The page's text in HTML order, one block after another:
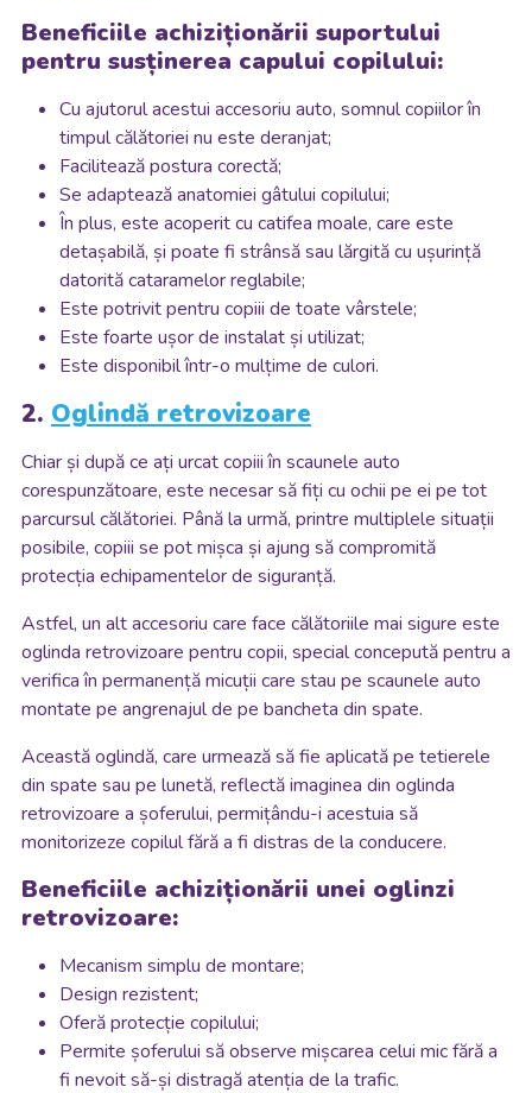
Beneficiile achiziționării suportului
pentru susținerea capului copilului:
Cu ajutorul acestui accesoriu auto, somnul copiilor în
timpul călătoriei nu este deranjat;
Facilitează postura corectă;
Se adaptează anatomiei gâtului copilului;
În plus, este acoperit cu catifea moale, care este
detașabilă, și poate fi strânsă sau lărgită cu ușurință
datorită cataramelor reglabile;
Este potrivit pentru copiii de toate vârstele;
Este foarte ușor de instalat și utilizat;
Este disponibil într-o mulțime de culori.
2. Oglindă retrovizoare
Chiar și după ce ați urcat copiii în scaunele auto
corespunzătoare, este necesar să fiți cu ochii pe ei pe tot
parcursul călătoriei. Până la urmă, printre multiplele situații
posibile, copiii se pot mișca și ajung să compromită
protecția echipamentelor de siguranță.
Astfel, un alt accesoriu care face călătoriile mai sigure este
oglinda retrovizoare pentru copii, special concepută pentru a
verifica în permanență micuții care stau pe scaunele auto
montate pe angrenajul de pe bancheta din spate.
Această oglindă, care urmează să fie aplicată pe tetierele
din spate sau pe lunetă, reflectă imaginea din oglinda
retrovizoare a șoferului, permițându-i acestuia să
monitorizeze copilul fără a fi distras de la conducere.
Beneficiile achiziționării unei oglinzi
retrovizoare:
Mecanism simplu de montare;
Design rezistent;
Oferă protecție copilului;
Permite șoferului să observe mișcarea celui mic fără a
fi nevoit să-și distragă atenția de la trafic.